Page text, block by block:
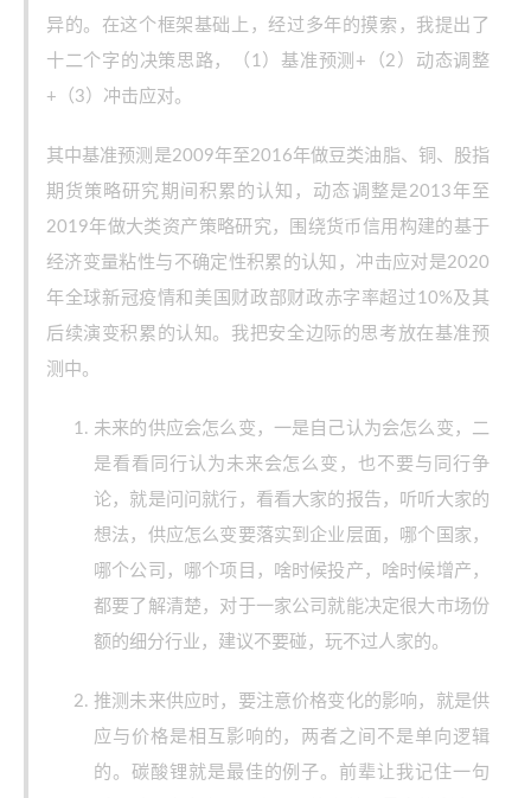
异的。在这个框架基础上，经过多年的摸索，我提出了
十二个字的决策思路，（1）基准预测+（2）动态调整
+（3）冲击应对。
其中基准预测是2009年至2016年做豆类油脂、铜、股指
期货策略研究期间积累的认知，动态调整是2013年至
2019年做大类资产策略研究，围绕货币信用构建的基于
经济变量粘性与不确定性积累的认知，冲击应对是2020
年全球新冠疫情和美国财政部财政赤字率超过10%及其
后续演变积累的认知。我把安全边际的思考放在基准预
测中。
未来的供应会怎么变，一是自己认为会怎么变，二
是看看同行认为未来会怎么变，也不要与同行争
论，就是问问就行，看看大家的报告，听听大家的
想法，供应怎么变要落实到企业层面，哪个国家，
哪个公司，哪个项目，啥时候投产，啥时候增产，
都要了解清楚，对于一家公司就能决定很大市场份
额的细分行业，建议不要碰，玩不过人家的。
推测未来供应时，要注意价格变化的影响，就是供
应与价格是相互影响的，两者之间不是单向逻辑
的。碳酸锂就是最佳的例子。前辈让我记住一句